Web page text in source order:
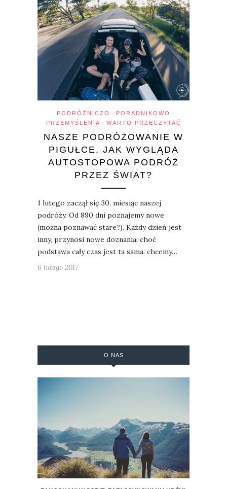
PODRÓŻNICZO
PORADNIKOWO
PRZEMYŚLENIA
WARTO PRZECZYTAĆ
NASZE PODRÓŻOWANIE W
PIGUŁCE. JAK WYGLĄDA
AUTOSTOPOWA PODRÓŻ
PRZEZ ŚWIAT?
1 lutego zaczął się 30. miesiąc naszej
podróży. Od 890 dni poznajemy nowe
(można poznawać stare?). Każdy dzień jest
inny, przynosi nowe doznania, choć
podstawa cały czas jest ta sama: chcemy…
6 lutego 2017
O NAS